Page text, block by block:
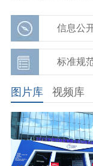
信息公
标准规
图片库 视频库